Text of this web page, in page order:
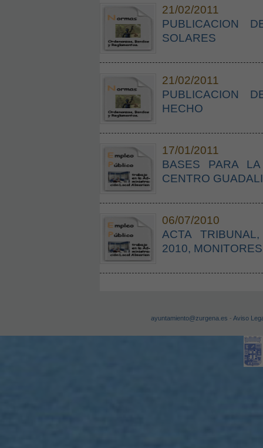
21/02/2011
PUBLICACION
SOLARES
21/02/2011
PUBLICACION
HECHO
17/01/2011
BASES PARA LA
CENTRO
06/07/2010
ACTA
2010,
ayuntamiento@zurgena.es - Aviso